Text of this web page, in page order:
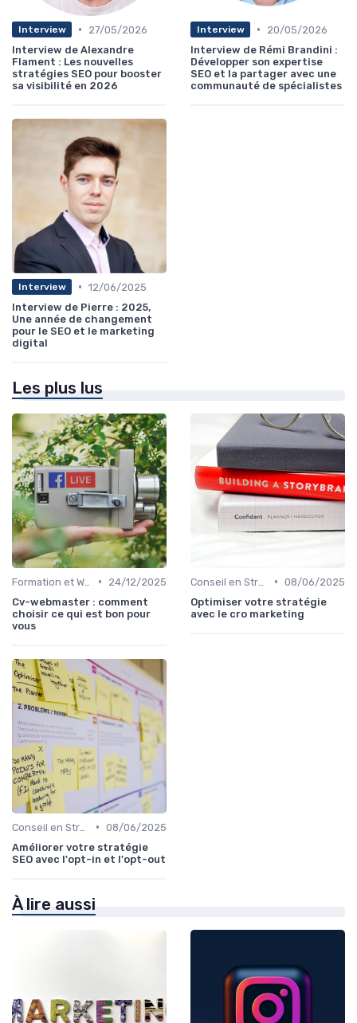
Interview •
27/05/2026
Interview de Alexandre
Flament : Les nouvelles
stratégies SEO pour booster
sa visibilité en 2026
Interview •
20/05/2026
Interview de Rémi Brandini :
Développer son expertise
SEO et la partager avec une
communauté de spécialistes
Interview • 12/06/2025
Interview de Pierre : 2025,
Une année de changement
pour le SEO et le marketing
digital
Les plus lus
•
24/12/2025
Cv-webmaster : comment
choisir ce qui est bon pour
vous
• 08/06/2025
Optimiser votre stratégie
avec le cro marketing
• 08/06/2025
Améliorer votre stratégie
SEO avec l'opt-in et l'opt-out
À lire aussi